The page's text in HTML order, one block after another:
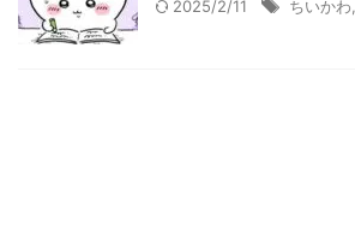
2025/2/11 ちいかわ